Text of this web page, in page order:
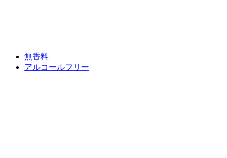
無香料
アルコールフリー